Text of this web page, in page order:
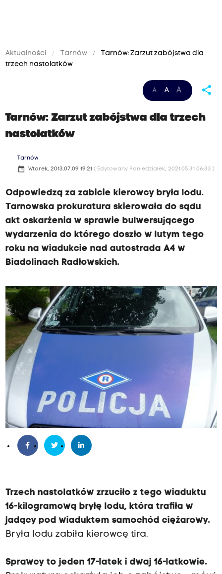
Aktualności Tarnów
Tarnów: Zarzut zabójstwa dla
trzech nastolatków
A A A share
Tarnów: Zarzut zabójstwa dla trzech
nastolatków
Tarnów
date_range Wtorek, 2013.07.09 19:21 ( Edytowany Poniedziałek, 2021.05.31 06:33 )
Odpowiedzą za zabicie kierowcy bryła lodu.
Tarnowska prokuratura skierowała do sądu
akt oskarżenia w sprawie bulwersującego
wydarzenia do którego doszło w lutym tego
roku na wiadukcie nad autostrada A4 w
Biadolinach Radłowskich.
Trzech nastolatków zrzuciło z tego wiaduktu
16-kilogramową bryłę lodu, która trafiła w
jadący pod wiaduktem samochód ciężarowy.
Bryła lodu zabiła kierowcę tira.
Sprawcy to jeden 17-latek i dwaj 16-latkowie.